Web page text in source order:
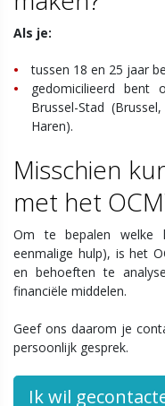
Als je:
tussen 18 en 25 jaar
gedomicilieerd
Brussel-Stad
Haren).
Misschien
met het
Om te bepalen welke
eenmalige hulp), is het
en behoeften te
financiële middelen.
Geef ons daarom je
persoonlijk gesprek.
Ik wil